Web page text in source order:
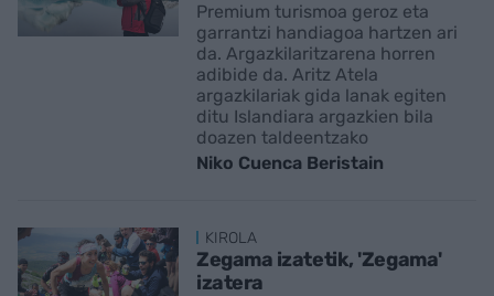
Premium turismoa geroz eta
garrantzi handiagoa hartzen ari
da. Argazkilaritzarena horren
adibide da. Aritz Atela
argazkilariak gida lanak egiten
ditu Islandiara argazkien bila
doazen taldeentzako
Niko Cuenca Beristain
KIROLA
Zegama izatetik, 'Zegama'
izatera